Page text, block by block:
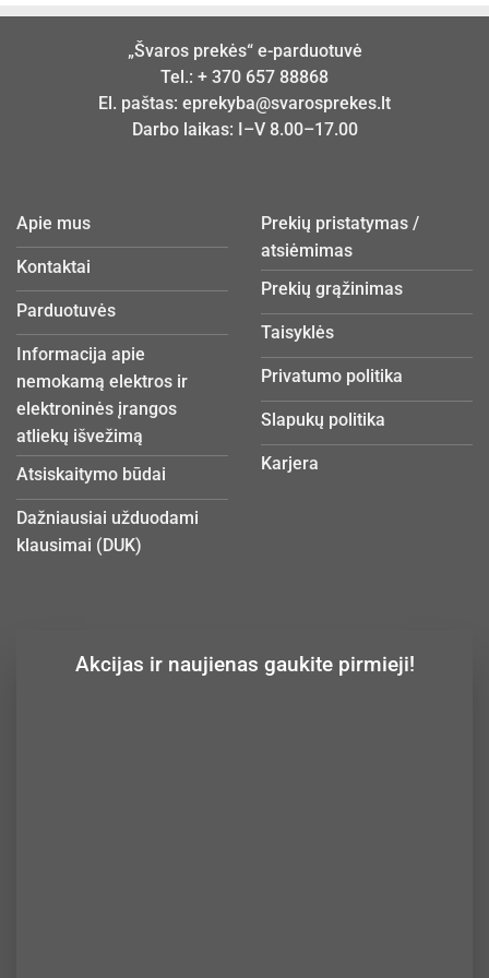
„Švaros prekės“ e-parduotuvė
Tel.: + 370 657 88868
El. paštas: eprekyba@svarosprekes.lt
Darbo laikas: I–V 8.00–17.00
Apie mus
Kontaktai
Parduotuvės
Informacija apie
nemokamą elektros ir
elektroninės įrangos
atliekų išvežimą
Atsiskaitymo būdai
Dažniausiai užduodami
klausimai (DUK)
Prekių pristatymas /
atsiėmimas
Prekių grąžinimas
Taisyklės
Privatumo politika
Slapukų politika
Karjera
Akcijas ir naujienas gaukite pirmieji!